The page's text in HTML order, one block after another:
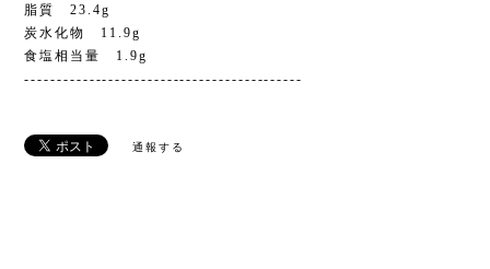
脂質 23.4g
炭水化物 11.9g
食塩相当量 1.9g
-------------------------------------------
通報する